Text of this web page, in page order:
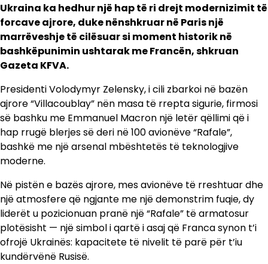
Ukraina ka hedhur një hap të ri drejt modernizimit të
forcave ajrore, duke nënshkruar në Paris një
marrëveshje të cilësuar si moment historik në
bashkëpunimin ushtarak me Francën, shkruan
Gazeta KFVA.
Presidenti Volodymyr Zelensky, i cili zbarkoi në bazën
ajrore “Villacoublay” nën masa të rrepta sigurie, firmosi
së bashku me Emmanuel Macron një letër qëllimi që i
hap rrugë blerjes së deri në 100 avionëve “Rafale”,
bashkë me një arsenal mbështetës të teknologjive
moderne.
Në pistën e bazës ajrore, mes avionëve të rreshtuar dhe
një atmosfere që ngjante me një demonstrim fuqie, dy
liderët u pozicionuan pranë një “Rafale” të armatosur
plotësisht — një simbol i qartë i asaj që Franca synon t’i
ofrojë Ukrainës: kapacitete të nivelit të parë për t’iu
kundërvënë Rusisë.